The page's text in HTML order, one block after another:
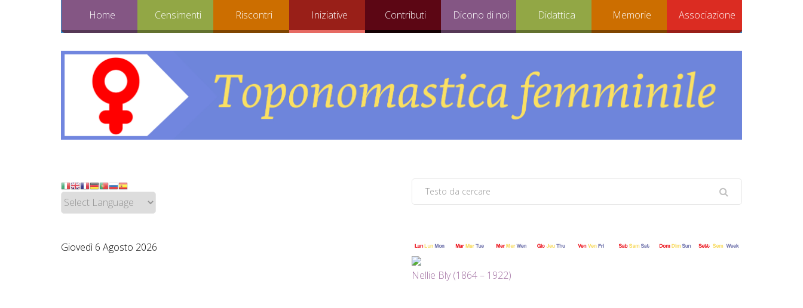
Home Censimenti Riscontri Iniziative Contributi Dicono di noi Didattica Memorie Associazione
Giovedì 6 Agosto 2026
Nellie Bly (1864 – 1922)